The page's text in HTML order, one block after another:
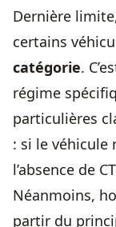
Dernière
certains
catégorie.
régime
particulières
: si le véhicule
l’absence de
Néanmoins,
partir du